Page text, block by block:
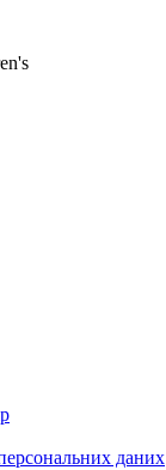
даних